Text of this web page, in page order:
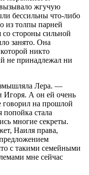
жгучую
бессильны что-либо
из толпы парней
со стороны сильной
занято. Она
никто
не принадлежал ни
Лера. —
Игоря. А он ей очень
говорил на прошлой
попойка стала
многие секреты.
Наиля права,
с такими семейными
мне сейчас